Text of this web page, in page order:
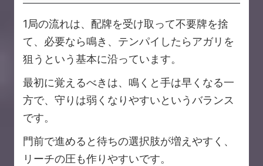
1局の流れは、配牌を受け取って不要牌を捨
て、必要なら鳴き、テンパイしたらアガリを
狙うという基本に沿っています。
最初に覚えるべきは、鳴くと手は早くなる一
方で、守りは弱くなりやすいというバランス
です。
門前で進めると待ちの選択肢が増えやすく、
リーチの圧も作りやすいです。